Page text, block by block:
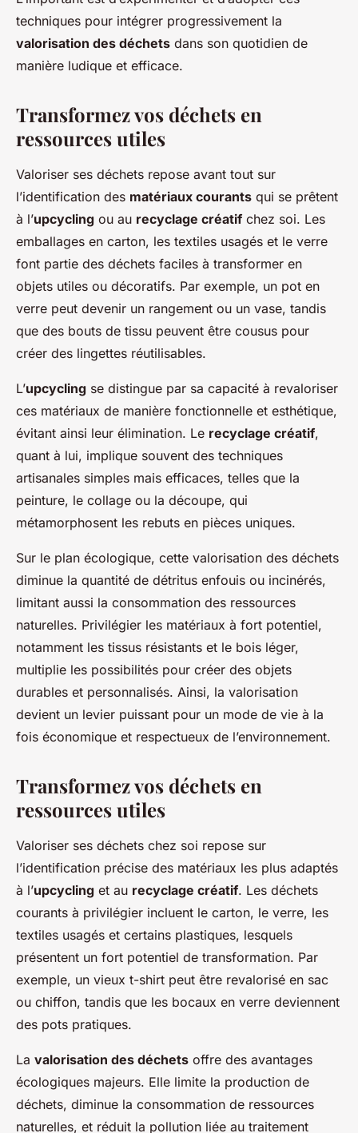
techniques pour intégrer progressivement la
valorisation des déchets dans son quotidien de
manière ludique et efficace.
Transformez vos déchets en
ressources utiles
Valoriser ses déchets repose avant tout sur
l’identification des matériaux courants qui se prêtent
à l’upcycling ou au recyclage créatif chez soi. Les
emballages en carton, les textiles usagés et le verre
font partie des déchets faciles à transformer en
objets utiles ou décoratifs. Par exemple, un pot en
verre peut devenir un rangement ou un vase, tandis
que des bouts de tissu peuvent être cousus pour
créer des lingettes réutilisables.
L’upcycling se distingue par sa capacité à revaloriser
ces matériaux de manière fonctionnelle et esthétique,
évitant ainsi leur élimination. Le recyclage créatif,
quant à lui, implique souvent des techniques
artisanales simples mais efficaces, telles que la
peinture, le collage ou la découpe, qui
métamorphosent les rebuts en pièces uniques.
Sur le plan écologique, cette valorisation des déchets
diminue la quantité de détritus enfouis ou incinérés,
limitant aussi la consommation des ressources
naturelles. Privilégier les matériaux à fort potentiel,
notamment les tissus résistants et le bois léger,
multiplie les possibilités pour créer des objets
durables et personnalisés. Ainsi, la valorisation
devient un levier puissant pour un mode de vie à la
fois économique et respectueux de l’environnement.
Transformez vos déchets en
ressources utiles
Valoriser ses déchets chez soi repose sur
l’identification précise des matériaux les plus adaptés
à l’upcycling et au recyclage créatif. Les déchets
courants à privilégier incluent le carton, le verre, les
textiles usagés et certains plastiques, lesquels
présentent un fort potentiel de transformation. Par
exemple, un vieux t-shirt peut être revalorisé en sac
ou chiffon, tandis que les bocaux en verre deviennent
des pots pratiques.
La valorisation des déchets offre des avantages
écologiques majeurs. Elle limite la production de
déchets, diminue la consommation de ressources
naturelles, et réduit la pollution liée au traitement